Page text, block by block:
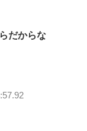
だからな